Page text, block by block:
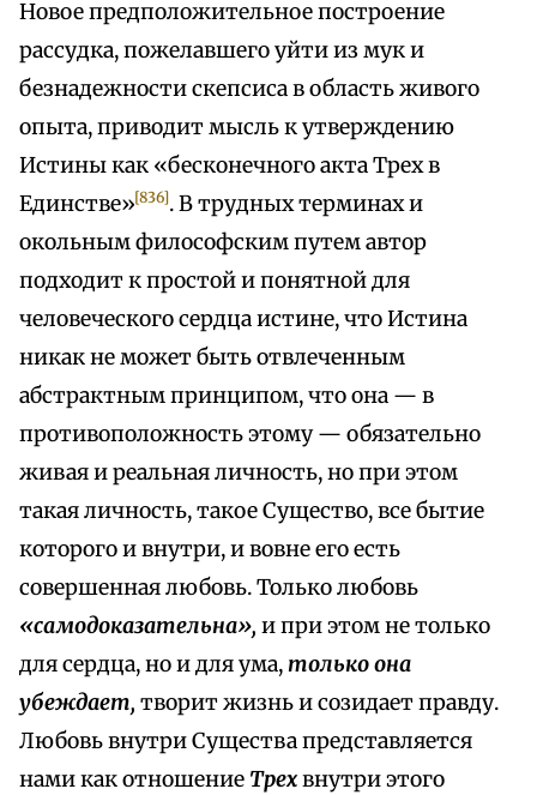
Новое предположительное построение
рассудка, пожелавшего уйти из мук и
безнадежности скепсиса в область живого
опыта, приводит мысль к утверждению
Истины как «бесконечного акта Трех в
Единстве»[836]. В трудных терминах и
окольным философским путем автор
подходит к простой и понятной для
человеческого сердца истине, что Истина
никак не может быть отвлеченным
абстрактным принципом, что она — в
противоположность этому — обязательно
живая и реальная личность, но при этом
такая личность, такое Существо, все бытие
которого и внутри, и вовне его есть
совершенная любовь. Только любовь
«самодоказательна», и при этом не только
для сердца, но и для ума,только она
убеждает, творит жизнь и созидает правду.
Любовь внутри Существа представляется
нами как отношение Трехвнутри этого